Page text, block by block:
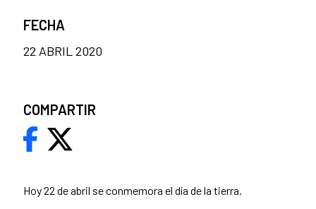
Hoy 22 de abril se conmemora el día de la tierra.
FECHA
22 ABRIL 2020
COMPARTIR